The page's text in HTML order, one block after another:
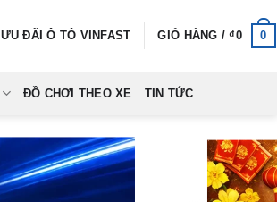
ƯU ĐÃI Ô TÔ VINFAST GIỎ HÀNG /₫0 0
ĐỒ CHƠI THEO XE TIN TỨC